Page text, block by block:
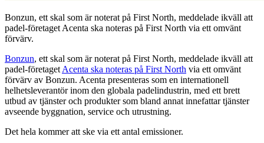
Bonzun, ett skal som är noterat på First North, meddelade ikväll att
padel-företaget Acenta ska noteras på First North via ett omvänt
förvärv.
Bonzun, ett skal som är noterat på First North, meddelade ikväll att
padel-företaget Acenta ska noteras på First North via ett omvänt
förvärv av Bonzun. Acenta presenteras som en internationell
helhetsleverantör inom den globala padelindustrin, med ett brett
utbud av tjänster och produkter som bland annat innefattar tjänster
avseende byggnation, service och utrustning.
Det hela kommer att ske via ett antal emissioner.